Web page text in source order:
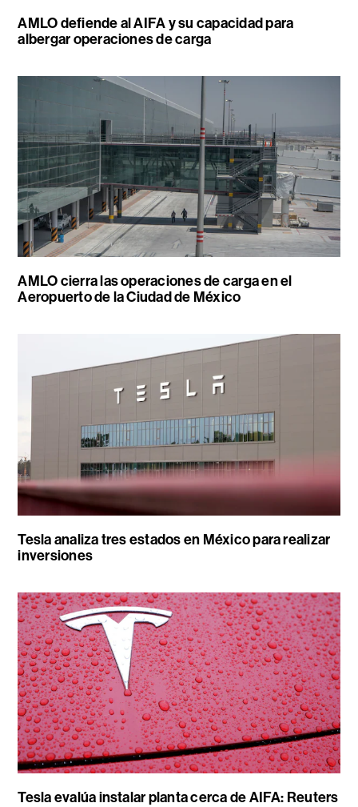
AMLO defiende al AIFA y su capacidad para
albergar operaciones de carga
AMLO cierra las operaciones de carga en el
Aeropuerto de la Ciudad de México
Tesla analiza tres estados en México para realizar
inversiones
Tesla evalúa instalar planta cerca de AIFA: Reuters